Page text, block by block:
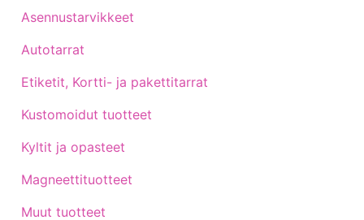
Asennustarvikkeet
Autotarrat
Etiketit, Kortti- ja pakettitarrat
Kustomoidut tuotteet
Kyltit ja opasteet
Magneettituotteet
Muut tuotteet